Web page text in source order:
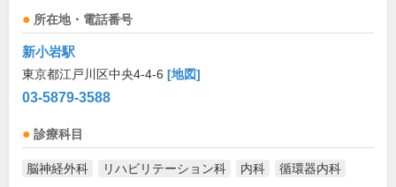
所在地・電話番号
新小岩駅
東京都江戸川区中央4-4-6 [地図]
03-5879-3588
診療科目
脳神経外科 リハビリテーション科 内科 循環器内科